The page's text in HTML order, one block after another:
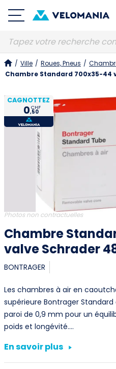
/ Ville / Roues, Pneus /
Chambre Standard 700x35-44
CAGNOTTEZ
0,50
CHF
Photos non contractuelles
Chambre
valve Schrader
BONTRAGER
Les chambres à air en
supérieure Bontrager
paroi de 0,9 mm pour un
poids et longévité.…
En savoir plus